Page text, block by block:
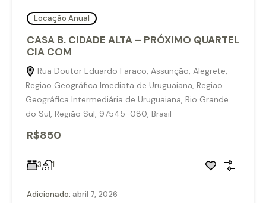
Locação Anual
CASA B. CIDADE ALTA – PRÓXIMO QUARTEL
CIA COM
Rua Doutor Eduardo Faraco, Assunção, Alegrete,
Região Geográfica Imediata de Uruguaiana, Região
Geográfica Intermediária de Uruguaiana, Rio Grande
do Sul, Região Sul, 97545-080, Brasil
R$850
3 1
Adicionado: abril 7, 2026